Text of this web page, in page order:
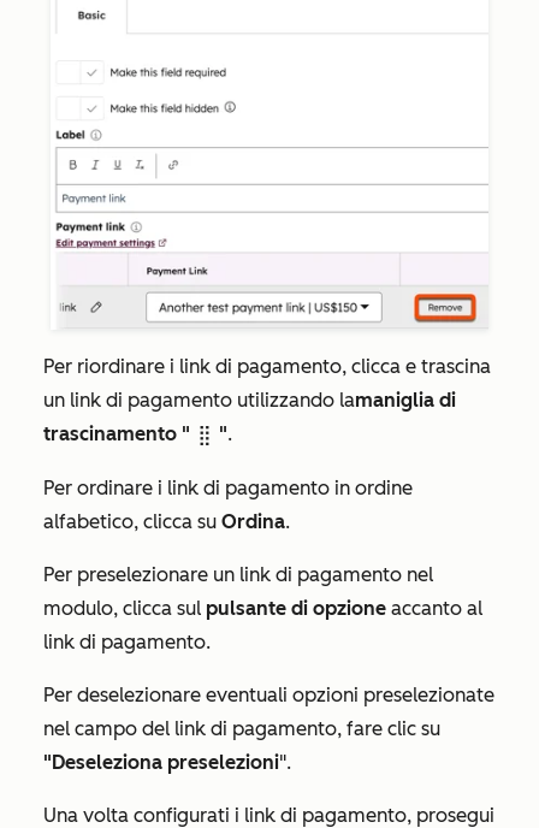
Per riordinare i link di pagamento, clicca e trascina
un link di pagamento utilizzando lamaniglia di
trascinamento " dragHandle ".
Per ordinare i link di pagamento in ordine
alfabetico, clicca su Ordina.
Per preselezionare un link di pagamento nel
modulo, clicca sul pulsante di opzione accanto al
link di pagamento.
Per deselezionare eventuali opzioni preselezionate
nel campo del link di pagamento, fare clic su
"Deseleziona preselezioni".
Una volta configurati i link di pagamento, prosegui